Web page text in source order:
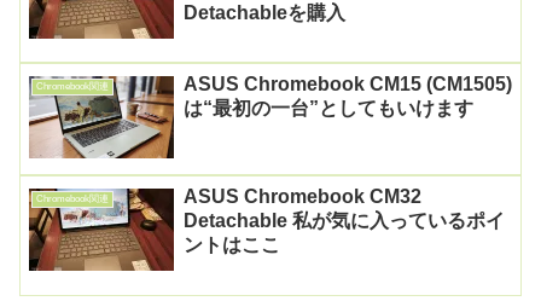
Detachableを購入
Chromebook関連
ASUS Chromebook CM15 (CM1505)
は“最初の一台”としてもいけます
Chromebook関連
ASUS Chromebook CM32
Detachable 私が気に入っているポイ
ントはここ